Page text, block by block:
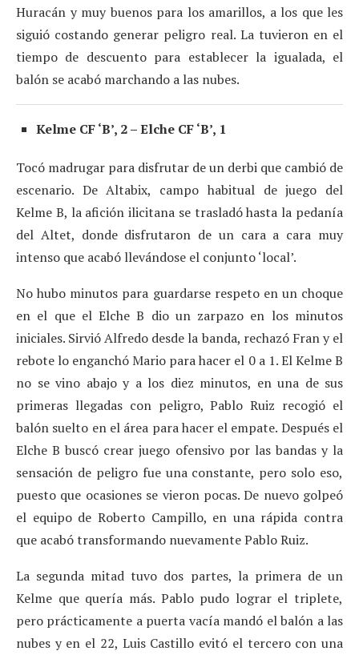
Huracán y muy buenos para los amarillos, a los que les
siguió costando generar peligro real. La tuvieron en el
tiempo de descuento para establecer la igualada, el
balón se acabó marchando a las nubes.
Kelme CF ‘B’, 2 – Elche CF ‘B’, 1
Tocó madrugar para disfrutar de un derbi que cambió de
escenario. De Altabix, campo habitual de juego del
Kelme B, la afición ilicitana se trasladó hasta la pedanía
del Altet, donde disfrutaron de un cara a cara muy
intenso que acabó llevándose el conjunto ‘local’.
No hubo minutos para guardarse respeto en un choque
en el que el Elche B dio un zarpazo en los minutos
iniciales. Sirvió Alfredo desde la banda, rechazó Fran y el
rebote lo enganchó Mario para hacer el 0 a 1. El Kelme B
no se vino abajo y a los diez minutos, en una de sus
primeras llegadas con peligro, Pablo Ruiz recogió el
balón suelto en el área para hacer el empate. Después el
Elche B buscó crear juego ofensivo por las bandas y la
sensación de peligro fue una constante, pero solo eso,
puesto que ocasiones se vieron pocas. De nuevo golpeó
el equipo de Roberto Campillo, en una rápida contra
que acabó transformando nuevamente Pablo Ruiz.
La segunda mitad tuvo dos partes, la primera de un
Kelme que quería más. Pablo pudo lograr el triplete,
pero prácticamente a puerta vacía mandó el balón a las
nubes y en el 22, Luis Castillo evitó el tercero con una